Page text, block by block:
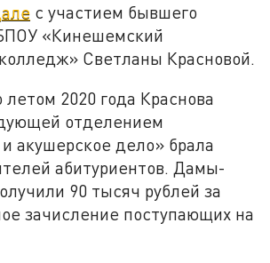
с участием бывшего
«Кинешемский
Светланы Красновой.
2020 года Краснова
отделением
акушерское дело» брала
абитуриентов. Дамы-
90 тысяч рублей за
зачисление поступающих на